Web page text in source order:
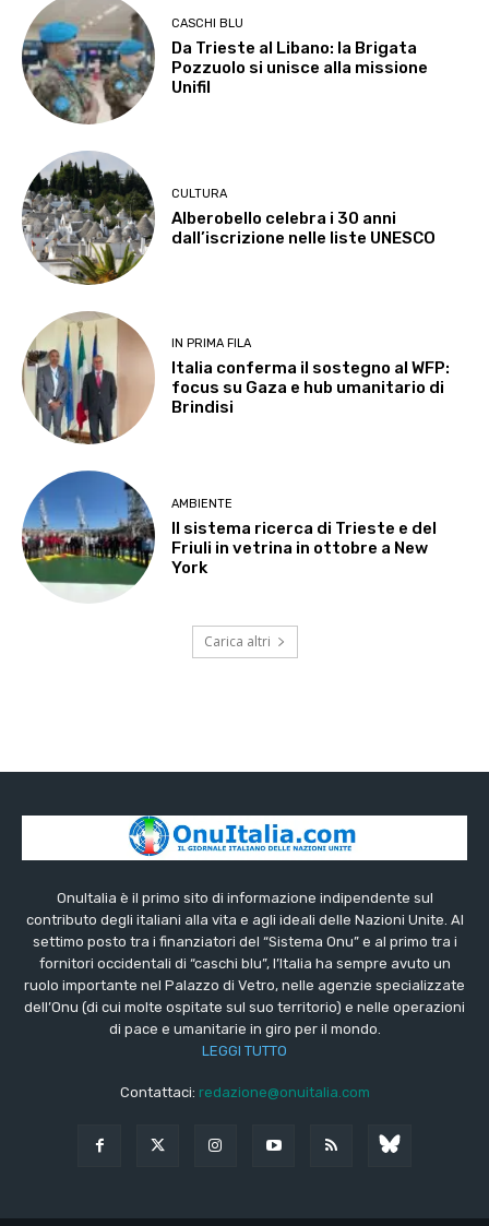
CASCHI BLU
Da Trieste al Libano: la Brigata
Pozzuolo si unisce alla missione
Unifil
CULTURA
Alberobello celebra i 30 anni
dall’iscrizione nelle liste UNESCO
IN PRIMA FILA
Italia conferma il sostegno al WFP:
focus su Gaza e hub umanitario di
Brindisi
AMBIENTE
Il sistema ricerca di Trieste e del
Friuli in vetrina in ottobre a New
York
Carica altri
OnuItalia è il primo sito di informazione indipendente sul
contributo degli italiani alla vita e agli ideali delle Nazioni Unite. Al
settimo posto tra i finanziatori del “Sistema Onu” e al primo tra i
fornitori occidentali di “caschi blu”, l’Italia ha sempre avuto un
ruolo importante nel Palazzo di Vetro, nelle agenzie specializzate
dell’Onu (di cui molte ospitate sul suo territorio) e nelle operazioni
di pace e umanitarie in giro per il mondo.
LEGGI TUTTO
Contattaci: redazione@onuitalia.com